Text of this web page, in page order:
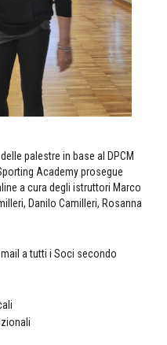
palestre in base al DPCM
Academy prosegue
a cura degli istruttori Marco
Danilo Camilleri, Rosanna
a tutti i Soci secondo